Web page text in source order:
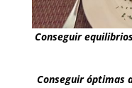
Conseguir
Conseguir óptimas